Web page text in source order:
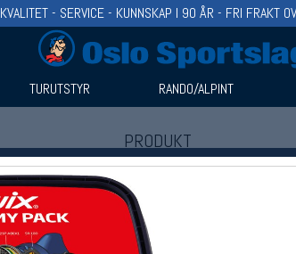
KVALITET - SERVICE - KUNNSKAP I 90 ÅR - FRI FRAKT
TURUTSTYR RANDO/ALPINT
PRODUKT
Produkter (1)
Bruk filter til å spisse søket